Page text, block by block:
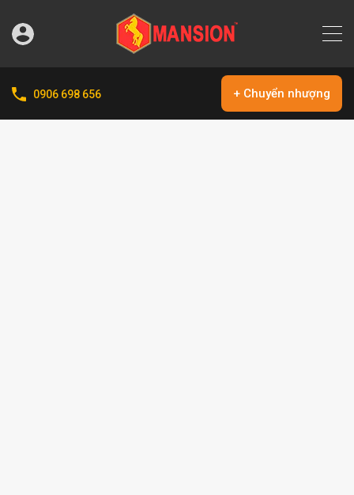
0906 698 656 + Chuyển nhượng